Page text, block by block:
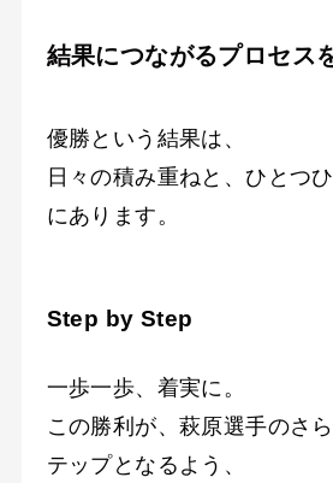
結果につながるプロセス
優勝という結果は、
日々の積み重ねと、ひとつ
にあります。
Step by Step
一歩一歩、着実に。
この勝利が、萩原選手のさ
テップとなるよう、